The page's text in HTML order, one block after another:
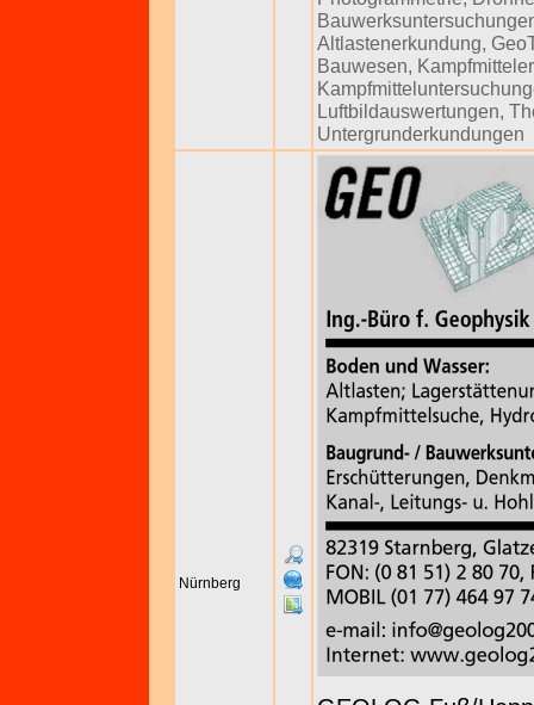
Altlastenerkundung,
Bauwesen,
Luftbildauswertungen,
Untergrunderkundungen
Nürnberg